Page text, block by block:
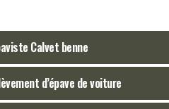
Calvet benne
d’épave de voiture